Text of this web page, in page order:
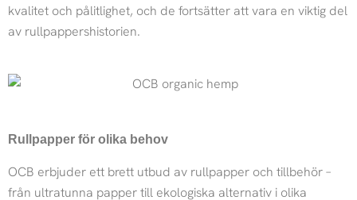
kvalitet och pålitlighet, och de fortsätter att vara en viktig del
av rullpappershistorien.
Rullpapper för olika behov
OCB erbjuder ett brett utbud av rullpapper och tillbehör –
från ultratunna papper till ekologiska alternativ i olika